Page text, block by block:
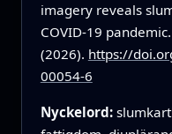
imagery reveals
COVID-19 pandemic.
(2026). https://
00054-6
Nyckelord: